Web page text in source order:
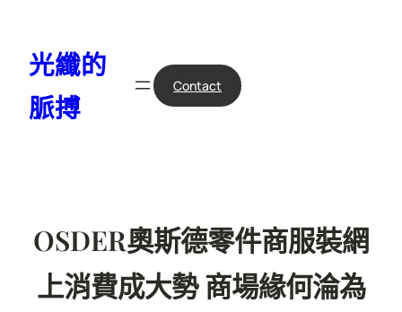
光纖的
脈搏
Contact
OSDER奧斯德零件商服裝網
上消費成大勢 商場緣何淪為